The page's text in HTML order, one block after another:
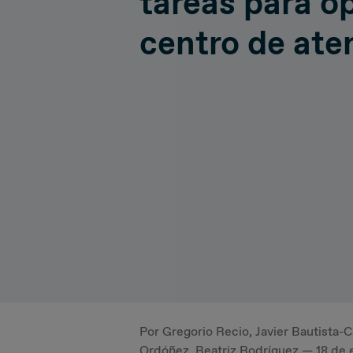
Hiperconnectivity
centro de
Por Gregorio Recio, Javier Bautista-